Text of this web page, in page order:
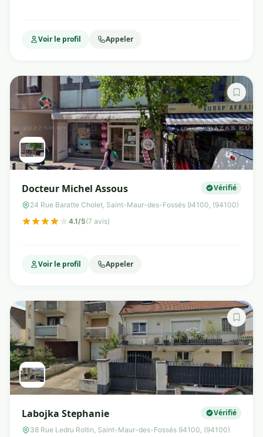
Voir le profil Appeler
Docteur Michel Assous Vérifié
24 Rue Baratte Cholet, Saint-Maur-des-Fossés 94100, (94100)
4.1/5(7 avis)
Voir le profil Appeler
Labojka Stephanie Vérifié
38 Rue Ledru Rollin, Saint-Maur-des-Fossés 94100, (94100)